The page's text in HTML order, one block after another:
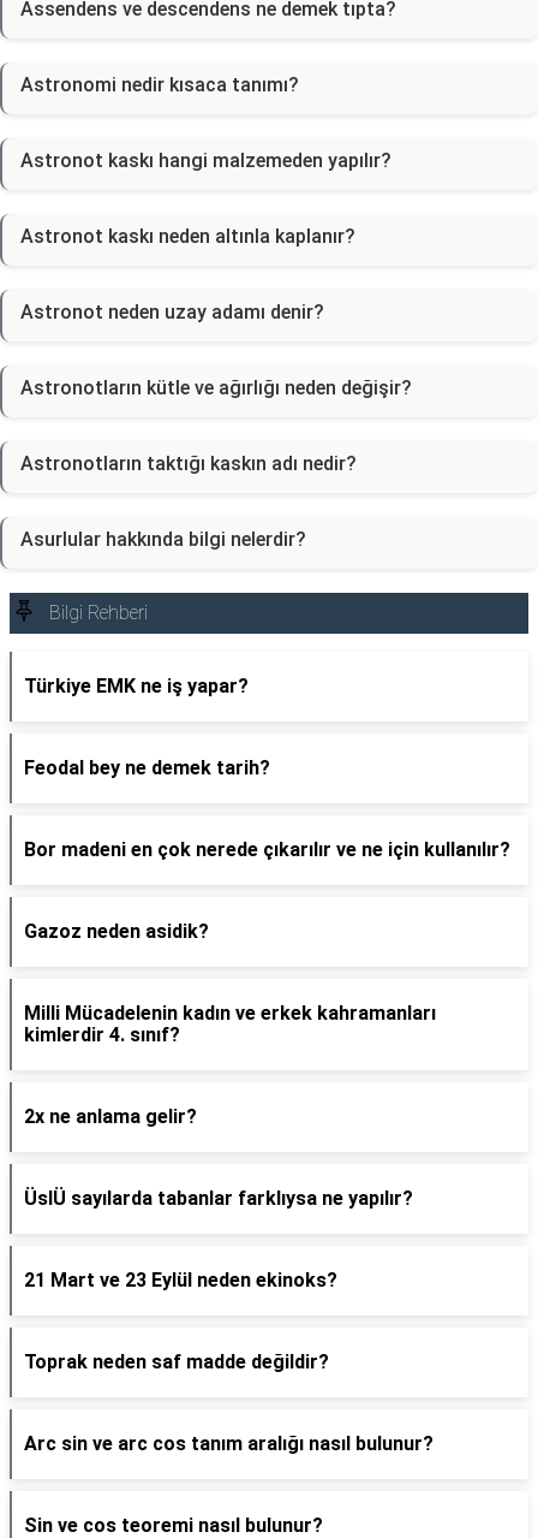
Assendens ve descendens ne demek tıpta?
Astronomi nedir kısaca tanımı?
Astronot kaskı hangi malzemeden yapılır?
Astronot kaskı neden altınla kaplanır?
Astronot neden uzay adamı denir?
Astronotların kütle ve ağırlığı neden değişir?
Astronotların taktığı kaskın adı nedir?
Asurlular hakkında bilgi nelerdir?
Bilgi Rehberi
Türkiye EMK ne iş yapar?
Feodal bey ne demek tarih?
Bor madeni en çok nerede çıkarılır ve ne için kullanılır?
Gazoz neden asidik?
Milli Mücadelenin kadın ve erkek kahramanları
kimlerdir 4. sınıf?
2x ne anlama gelir?
ÜslÜ sayılarda tabanlar farklıysa ne yapılır?
21 Mart ve 23 Eylül neden ekinoks?
Toprak neden saf madde değildir?
Arc sin ve arc cos tanım aralığı nasıl bulunur?
Sin ve cos teoremi nasıl bulunur?